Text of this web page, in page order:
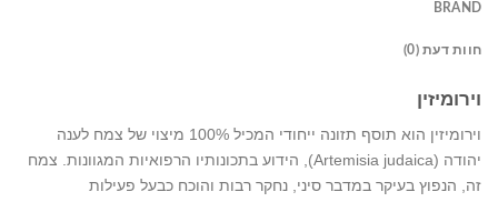
BRAND
חוות דעת (0)
וירומיזין
וירומיזין הוא תוסף תזונה ייחודי המכיל 100% מיצוי של צמח לענה
יהודה (Artemisia judaica), הידוע בתכונותיו הרפואיות המגוונות. צמח
זה, הנפוץ בעיקר במדבר סיני, נחקר רבות והוכח כבעל פעילות